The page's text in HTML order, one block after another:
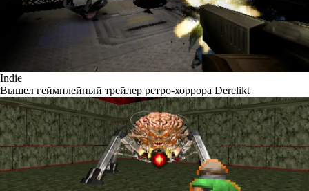
Indie
Вышел геймплейный трейлер ретро-хоррора Derelikt